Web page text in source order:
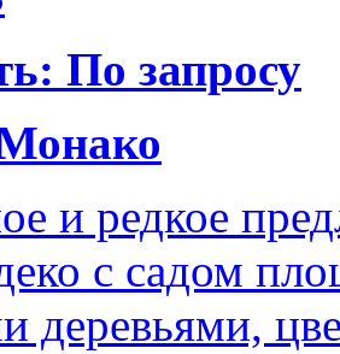
По запросу
и редкое
с садом
деревьями,